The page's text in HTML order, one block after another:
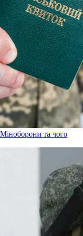
Міноборони та чого